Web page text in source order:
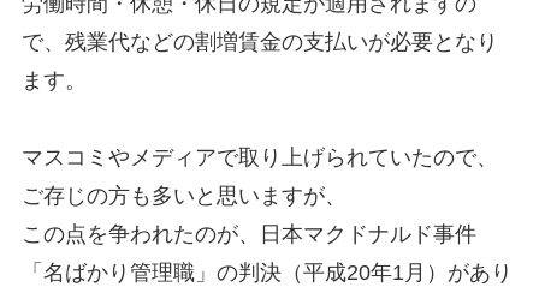
で、残業代などの割増賃金の支払いが必要となり
ます。
マスコミやメディアで取り上げられていたので、
ご存じの方も多いと思いますが、
この点を争われたのが、日本マクドナルド事件
「名ばかり管理職」の判決（平成20年1月）があり